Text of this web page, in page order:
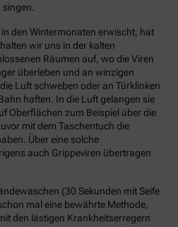
den Wintermonaten erwischt, hat
wir uns in der kalten
Räumen auf, wo die Viren
überleben und an winzigen
Luft schweben oder an Türklinken
haften. In die Luft gelangen sie
Oberflächen zum Beispiel über die
mit dem Taschentuch die
Über eine solche
auch Grippeviren übertragen
(30 Sekunden mit Seife
mal eine bewährte Methode,
den lästigen Krankheitserregern